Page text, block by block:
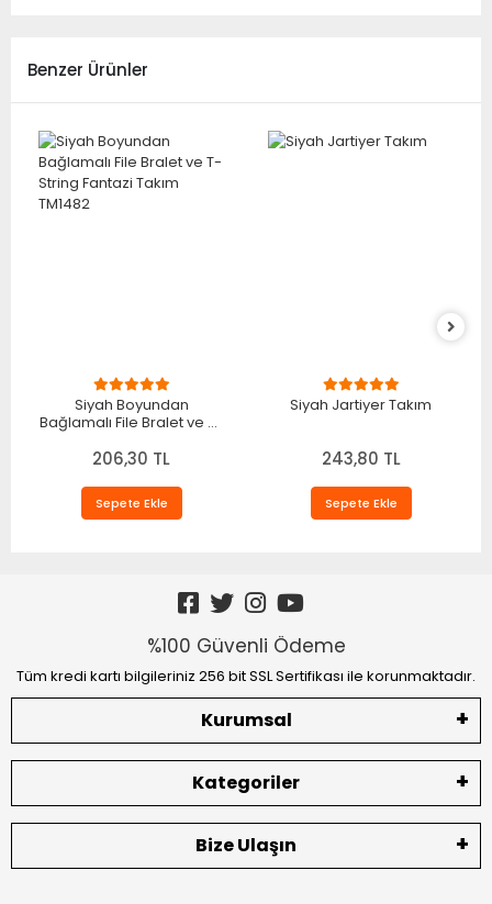
Benzer Ürünler
Siyah Boyundan
Bağlamalı File Bralet ve T-
TM1482
206,30 TL
Sepete Ekle
Siyah Jartiyer Takım
243,80 TL
Sepete Ekle
%100 Güvenli Ödeme
Tüm kredi kartı bilgileriniz 256 bit SSL Sertifikası ile korunmaktadır.
Kurumsal
Kategoriler
Bize Ulaşın